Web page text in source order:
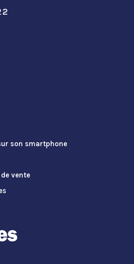
son smartphone
vente